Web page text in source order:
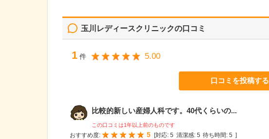
玉川レディースクリニックの口コミ
1 件 5.00
口コミを投稿する
比較的新しい産婦人科です。40代くらいの...
この口コミは1年以上前のものです
おすすめ度:
5 [対応: 5 清潔感: 5 待ち時間: 5 ]